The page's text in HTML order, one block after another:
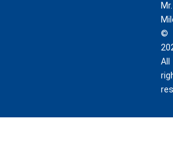
Mr.
©
All